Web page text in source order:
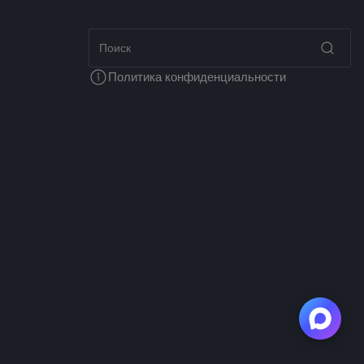
Политика конфиденциальности